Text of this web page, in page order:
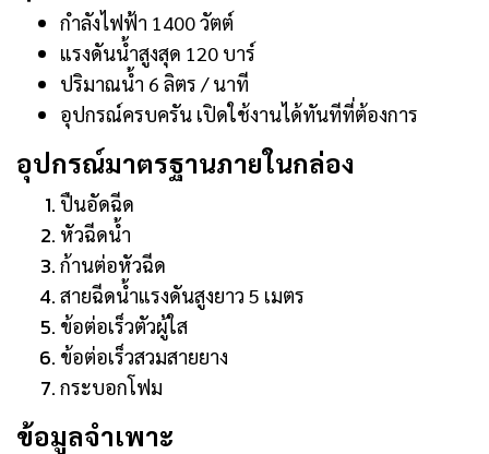
กำลังไฟฟ้า 1400 วัตต์
แรงดันน้ำสูงสุด 120 บาร์
ปริมาณน้ำ 6 ลิตร / นาที
อุปกรณ์ครบครัน เปิดใช้งานได้ทันทีที่ต้องการ
อุปกรณ์มาตรฐานภายในกล่อง
ปืนอัดฉีด
หัวฉีดน้ำ
ก้านต่อหัวฉีด
สายฉีดน้ำแรงดันสูงยาว 5 เมตร
ข้อต่อเร็วตัวผู้ใส
ข้อต่อเร็วสวมสายยาง
กระบอกโฟม
ข้อมูลจำเพาะ